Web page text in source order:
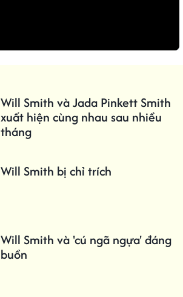
Will Smith và Jada Pinkett Smith
xuất hiện cùng nhau sau nhiều
tháng
Will Smith bị chỉ trích
Will Smith và 'cú ngã ngựa' đáng
buồn